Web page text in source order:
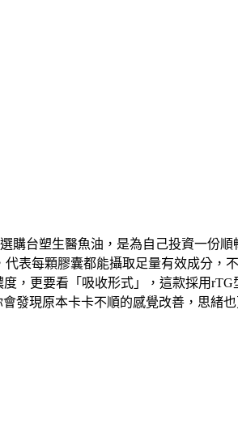
購台塑生醫魚油，是為自己投資一份
表每顆膠囊都能攝取足量有效成分，
，更要看「吸收形式」，這款採用
發現原本卡卡不順的感覺改善，思緒